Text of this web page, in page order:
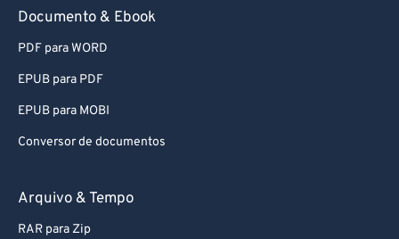
Documento & Ebook
PDF para WORD
EPUB para PDF
EPUB para MOBI
Conversor de documentos
Arquivo & Tempo
RAR para Zip